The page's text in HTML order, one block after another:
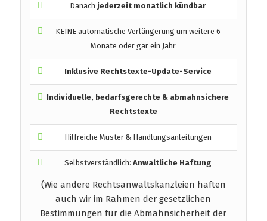
Danach jederzeit monatlich kündbar
KEINE automatische Verlängerung um weitere 6
Monate oder gar ein Jahr
Inklusive Rechtstexte-Update-Service
Individuelle, bedarfsgerechte & abmahnsichere
Rechtstexte
Hilfreiche Muster & Handlungsanleitungen
Selbstverständlich: Anwaltliche Haftung
(Wie andere Rechtsanwaltskanzleien haften
auch wir im Rahmen der gesetzlichen
Bestimmungen für die Abmahnsicherheit der